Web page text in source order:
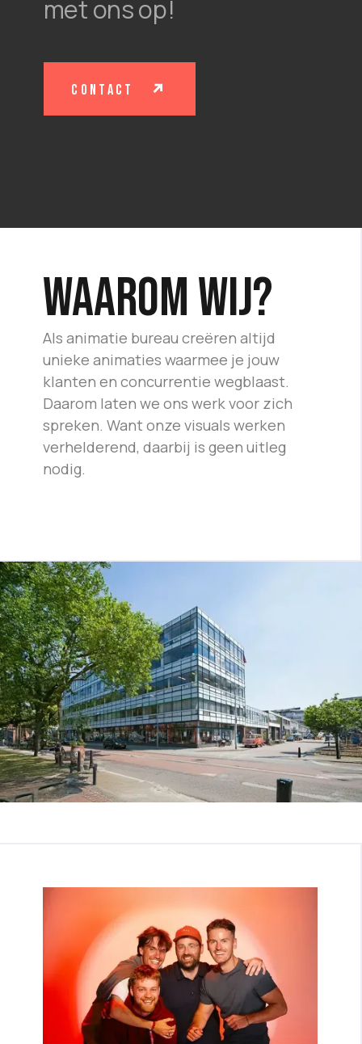
met ons op!
contact
Waarom wij?
Als animatie bureau creëren altijd
unieke animaties waarmee je jouw
klanten en concurrentie wegblaast.
Daarom laten we ons werk voor zich
spreken. Want onze visuals werken
verhelderend, daarbij is geen uitleg
nodig.